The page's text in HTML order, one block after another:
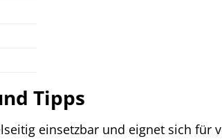
Tipps
einsetzbar und eignet sich